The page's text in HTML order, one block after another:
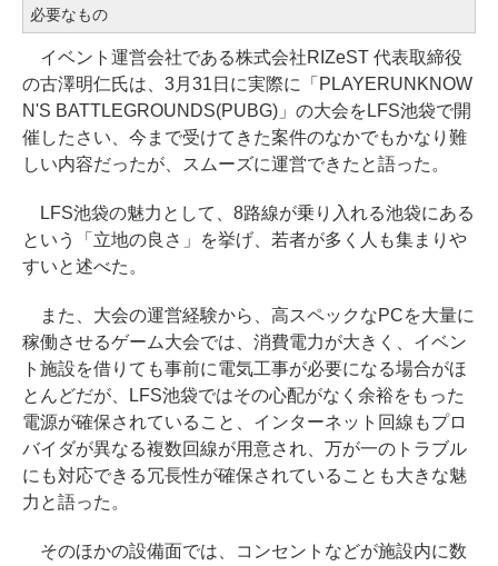
必要なもの
イベント運営会社である株式会社RIZeST 代表取締役
の古澤明仁氏は、3月31日に実際に「PLAYERUNKNOW
N'S BATTLEGROUNDS(PUBG)」の大会をLFS池袋で開
催したさい、今まで受けてきた案件のなかでもかなり難
しい内容だったが、スムーズに運営できたと語った。
LFS池袋の魅力として、8路線が乗り入れる池袋にある
という「立地の良さ」を挙げ、若者が多く人も集まりや
すいと述べた。
また、大会の運営経験から、高スペックなPCを大量に
稼働させるゲーム大会では、消費電力が大きく、イベン
ト施設を借りても事前に電気工事が必要になる場合がほ
とんどだが、LFS池袋ではその心配がなく余裕をもった
電源が確保されていること、インターネット回線もプロ
バイダが異なる複数回線が用意され、万が一のトラブル
にも対応できる冗長性が確保されていることも大きな魅
力と語った。
そのほかの設備面では、コンセントなどが施設内に数